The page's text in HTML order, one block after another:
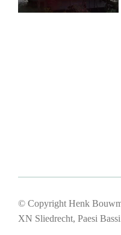
© Copyright Henk
XN Sliedrecht, Paesi